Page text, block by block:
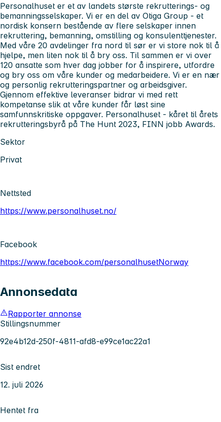
Personalhuset er et av landets største rekrutterings- og
bemanningsselskaper. Vi er en del av Otiga Group - et
nordisk konsern bestående av flere selskaper innen
rekruttering, bemanning, omstilling og konsulenttjenester.
Med våre 20 avdelinger fra nord til sør er vi store nok til å
hjelpe, men liten nok til å bry oss. Til sammen er vi over
120 ansatte som hver dag jobber for å inspirere, utfordre
og bry oss om våre kunder og medarbeidere. Vi er en nær
og personlig rekrutteringspartner og arbeidsgiver.
Gjennom effektive leveranser bidrar vi med rett
kompetanse slik at våre kunder får løst sine
samfunnskritiske oppgaver. Personalhuset - kåret til årets
rekrutteringsbyrå på The Hunt 2023, FINN jobb Awards.
Sektor
Privat
Nettsted
https://www.personalhuset.no/
Facebook
https://www.facebook.com/personalhusetNorway
Annonsedata
Rapporter annonse
Stillingsnummer
92e4b12d-250f-4811-afd8-e99ce1ac22a1
Sist endret
12. juli 2026
Hentet fra